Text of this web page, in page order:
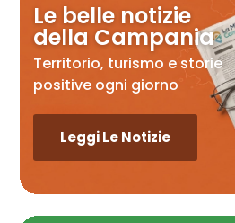
Le belle notizie
della Campania
Territorio, turismo e storie
positive ogni giorno
Leggi Le Notizie